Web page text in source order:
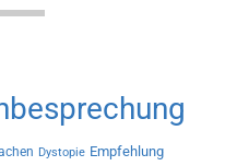
Dystopie Empfehlung